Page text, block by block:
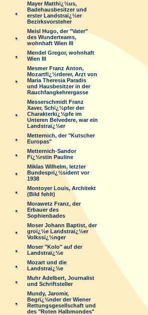
Mayer Matthï¿½us,
Badehausbesitzer und
erster Landstraï¿½er
Bezirksvorsteher
Meisl Hugo, der "Vater"
des Wunderteams,
wohnhaft Wien III
Mendel Gregor, wohnhaft
Wien III
Mesmer Franz Anton,
Mozartfï¿½rderer, Arzt von
Maria Theresia Paradis
und Hausbesitzer in der
Rauchfangkehrergasse
Messerschmidt Franz
Xaver, Schï¿½pfer der
Charakterkï¿½pfe im
Unteren Belvedere, war ein
Landstraï¿½er
Metternich, der "Kutscher
Europas"
Metternich-Sandor
Fï¿½rstin Pauline
Miklas Wilhelm, letzter
Bundesprï¿½sident vor
1938
Montoyer Louis, Architekt
(Bild fehlt)
Morawetz Franz, der
Erbauer des
Sophienbades
Moser Johann Baptist, der
groï¿½e Landstraï¿½er
Volkssï¿½nger
Moser "Kolo" auf der
Landstraï¿½e
Mozart und die
Landstraï¿½e
Muhr Adelbert, Journalist
und Schriftsteller
Mundy, Jaromir,
Begrï¿½nder der Wiener
Rettungsgesellschaft und
des "Roten Halbmondes"